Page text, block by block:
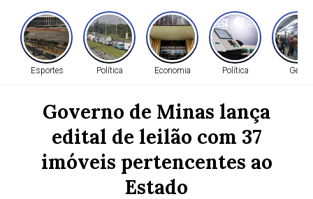
Esportes Política Economia Política Geral
Governo de Minas lança
edital de leilão com 37
imóveis pertencentes ao
Estado